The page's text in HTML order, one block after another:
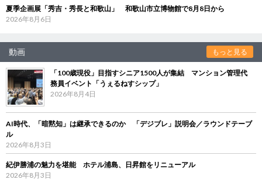
夏季企画展「秀吉・秀長と和歌山」 和歌山市立博物館で8月8日から
2026年8月6日
動画 もっと見る
「100歳現役」目指すシニア1500人が集結 マンション管理代
務員イベント「うぇるねすシップ」
2026年8月4日
AI時代、「暗黙知」は継承できるのか 「デジブレ」説明会／ラウンドテーブ
ル
2026年8月3日
紀伊勝浦の魅力を堪能 ホテル浦島、日昇館をリニューアル
2026年8月3日